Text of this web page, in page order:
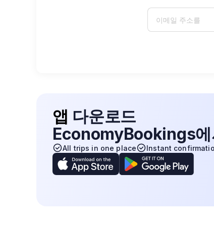
앱 다운로드
EconomyBookings에
All trips in one place Instant